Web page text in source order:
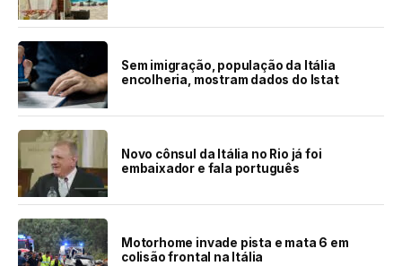
Sem imigração, população da Itália
encolheria, mostram dados do Istat
Novo cônsul da Itália no Rio já foi
embaixador e fala português
Motorhome invade pista e mata 6 em
colisão frontal na Itália